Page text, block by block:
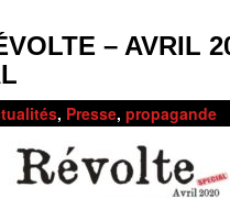
– AVRIL
, Presse, propagande